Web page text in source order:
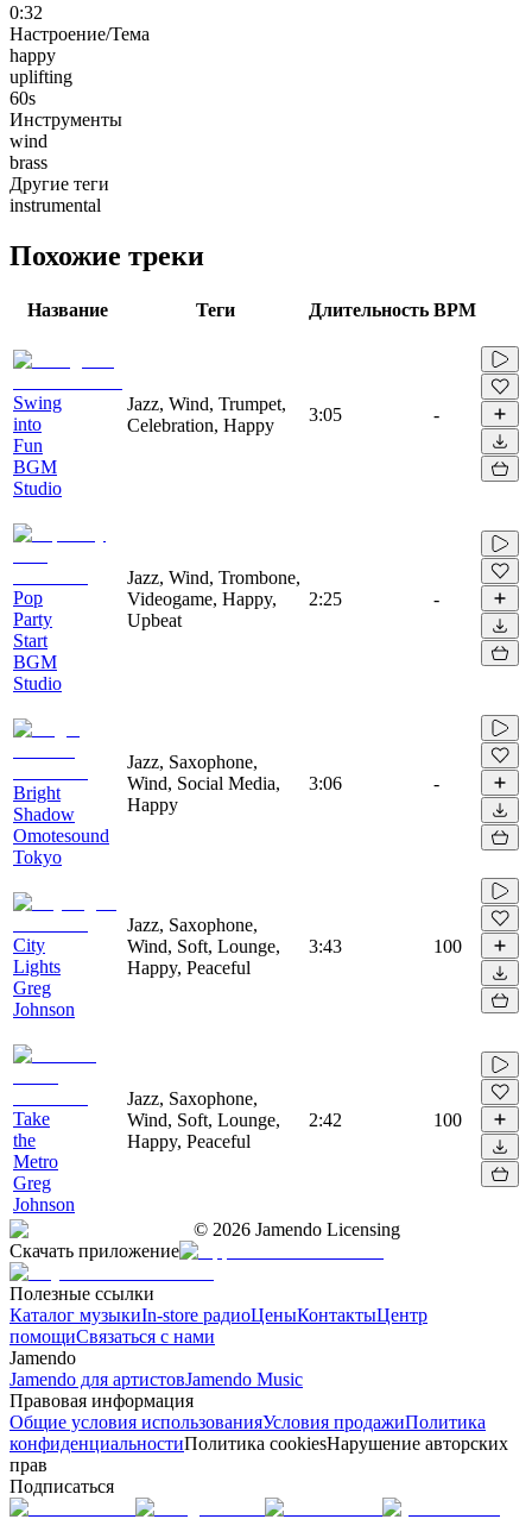
0:32
Настроение/Тема
happy
uplifting
60s
Инструменты
wind
brass
Другие теги
instrumental
Похожие треки
Название Теги Длительность BPM
Swing
into
Fun
BGM
Studio
Jazz, Wind, Trumpet,
Celebration, Happy
3:05 -
Pop
Party
Start
BGM
Studio
Jazz, Wind, Trombone,
Videogame, Happy,
Upbeat
2:25 -
Bright
Shadow
Omotesound
Tokyo
Jazz, Saxophone,
Wind, Social Media,
Happy
3:06 -
City
Lights
Greg
Johnson
Jazz, Saxophone,
Wind, Soft, Lounge,
Happy, Peaceful
3:43 100
Take
the
Metro
Greg
Johnson
Jazz, Saxophone,
Wind, Soft, Lounge,
Happy, Peaceful
2:42 100
© 2026 Jamendo Licensing
Скачать приложение
Полезные ссылки
Каталог музыкиIn-store радиоЦеныКонтактыЦентр
помощиСвязаться с нами
Jamendo
Jamendo для артистовJamendo Music
Правовая информация
Общие условия использованияУсловия продажиПолитика
конфиденциальностиПолитика cookiesНарушение авторских
прав
Подписаться